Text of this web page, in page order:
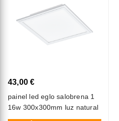
43,00 €
painel led eglo salobrena 1
16w 300x300mm luz natural